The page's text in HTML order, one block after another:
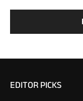
EDITOR PICKS